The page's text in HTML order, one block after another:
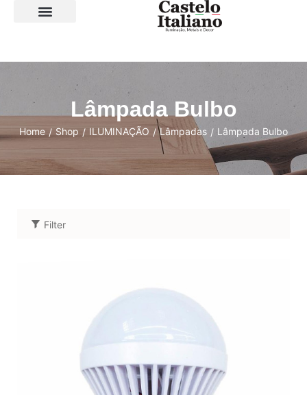
Lâmpada Bulbo
Home / Shop / ILUMINAÇÃO / Lâmpadas / Lâmpada Bulbo
Filter